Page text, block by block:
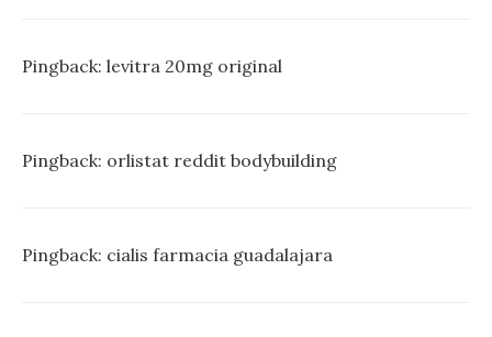
Pingback: levitra 20mg original
Pingback: orlistat reddit bodybuilding
Pingback: cialis farmacia guadalajara